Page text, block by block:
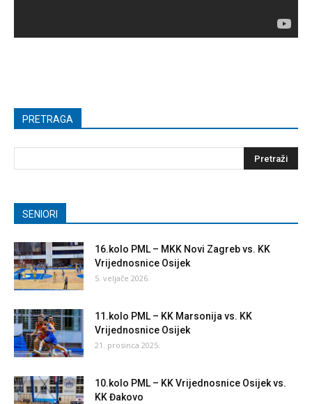
PRETRAGA
SENIORI
16.kolo PML – MKK Novi Zagreb vs. KK
Vrijednosnice Osijek
5. veljače 2026.
11.kolo PML – KK Marsonija vs. KK
Vrijednosnice Osijek
21. prosinca 2025.
10.kolo PML – KK Vrijednosnice Osijek vs.
KK Đakovo